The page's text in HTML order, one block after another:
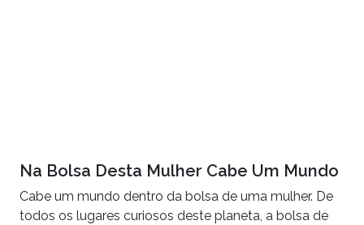
Na Bolsa Desta Mulher Cabe Um Mundo
Cabe um mundo dentro da bolsa de uma mulher. De
todos os lugares curiosos deste planeta, a bolsa de